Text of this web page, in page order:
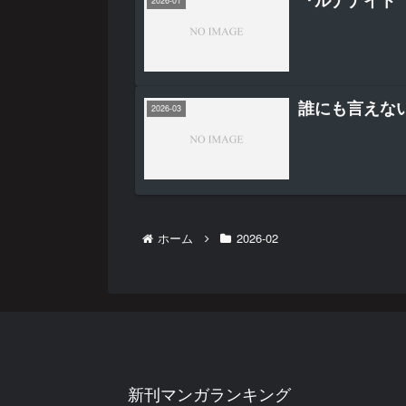
2026-03 誰にも言えな
ホーム 2026-02
新刊マンガランキング